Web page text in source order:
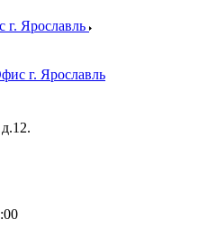
г. Ярославль
г. Ярославль